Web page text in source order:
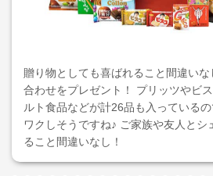
贈り物としても喜ばれること間違い
合わせをプレゼント！ プリッツやビ
ルト食品などが計26品も入っている
ワクしそうですね♪ ご家族や友人とシ
ること間違いなし！